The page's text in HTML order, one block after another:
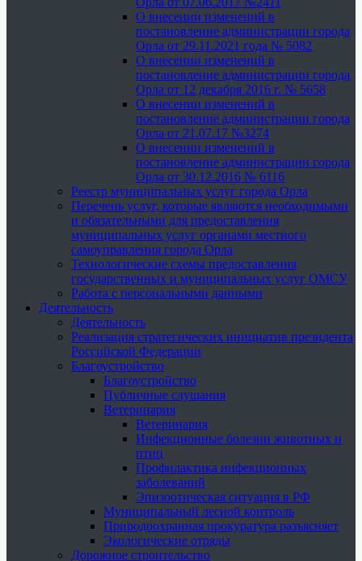
О внесении изменений в
постановление администрации города
Орла от 29.11.2021 года № 5082
О внесении изменений в
постановление администрации города
Орла от 12 декабря 2016 г. № 5658
О внесении изменений в
постановление администрации города
Орла от 21.07.17 №3274
О внесении изменений в
постановление администрации города
Орла от 30.12.2016 № 6116
Реестр муниципальных услуг города Орла
Перечень услуг, которые являются необходимыми
и обязательными для предоставления
муниципальных услуг органами местного
самоуправления города Орла
Технологические схемы предоставления
государственных и муниципальных услуг ОМСУ
Работа с персональными данными
Деятельность
Деятельность
Реализация стратегических инициатив президента
Российской Федерации
Благоустройство
Благоустройство
Публичные слушания
Ветеринария
Ветеринария
Инфекционные болезни животных и
птиц
Профилактика инфекционных
заболеваний
Эпизоотическая ситуация в РФ
Муниципальный лесной контроль
Природоохранная прокуратура разъясняет
Экологические отряды
Дорожное строительство